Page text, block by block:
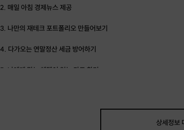
2. 매일 아침 경제뉴스 제공
3. 나만의 재테크 포트폴리오 만들어보기
4. 다가오는 연말정산 세금 방어하기
5. 나에게 맞는 혜택이 있는 카드 찾기
상세정보